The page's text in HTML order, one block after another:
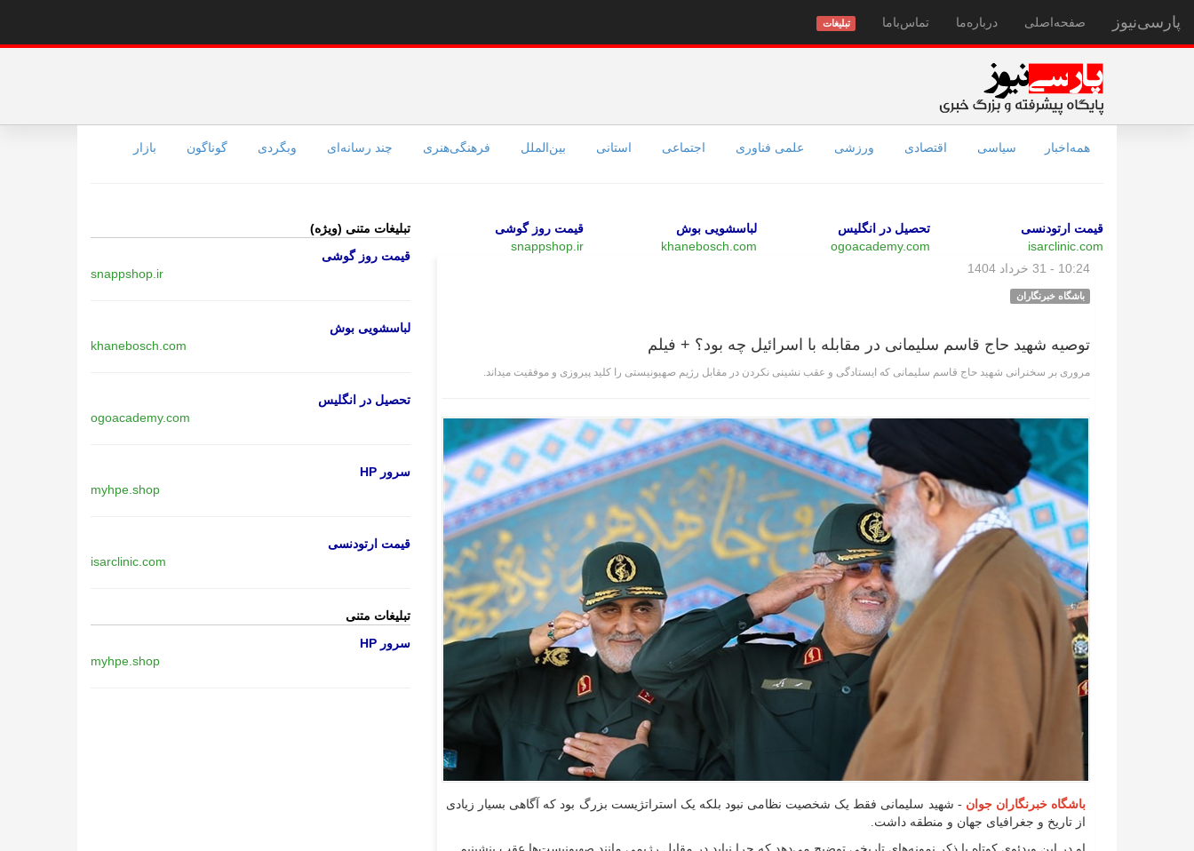
پارسی‌نیوز صفحه‌اصلی درباره‌ما تماس‌با‌ما تبلیغات
همه‌اخبار سیاسی اقتصادی ورزشی علمی فناوری اجتماعی استانی بین‌الملل فرهنگی‌هنری چند رسانه‌ای وبگردی گوناگون بازار
قیمت ارتودنسی
isarclinic.com
تحصیل در انگلیس
ogoacademy.com
لباسشویی بوش
khanebosch.com
قیمت روز گوشی
snappshop.ir
10:24 - 31 خرداد 1404
باشگاه خبرنگاران
توصیه شهید حاج قاسم سلیمانی در مقابله با اسرائیل چه بود؟ + فیلم
مروری بر سخنرانی شهید حاج قاسم سلیمانی که ایستادگی و عقب نشینی نکردن در مقابل رژیم صهیونیستی را کلید پیروزی و موفقیت میداند.
باشگاه خبرنگاران جوان - شهید سلیمانی فقط یک شخصیت نظامی نبود بلکه یک استراتژیست بزرگ بود که آگاهی بسیار زیادی
از تاریخ و جغرافیای جهان و منطقه داشت.
تبلیغات متنی (ویژه)
قیمت روز گوشی
snappshop.ir
لباسشویی بوش
khanebosch.com
تحصیل در انگلیس
ogoacademy.com
سرور HP
myhpe.shop
قیمت ارتودنسی
isarclinic.com
تبلیغات متنی
سرور HP
myhpe.shop